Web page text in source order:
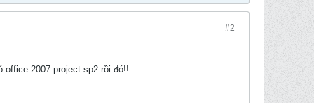
#2
2007 project sp2 rồi đó!!